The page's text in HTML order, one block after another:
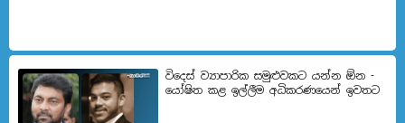
විදෙස් ව්‍යාපාරික සමුළුවකට යන්න ඕන -
යෝෂිත කළ ඉල්ලීම අධිකරණයෙන් ඉවතට